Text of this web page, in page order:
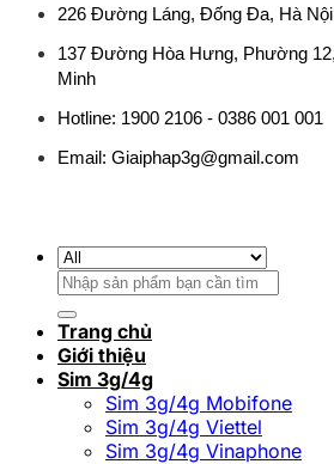
226 Đường Láng, Đống Đa, Hà Nội
137 Đường Hòa Hưng, Phường
Minh
Hotline: 1900 2106 - 0386 001 001
Email: Giaiphap3g@gmail.com
Tìm
kiếm:
Trang chủ
Giới thiệu
Sim 3g/4g
Sim 3g/4g Mobifone
Sim 3g/4g Viettel
Sim 3g/4g Vinaphone